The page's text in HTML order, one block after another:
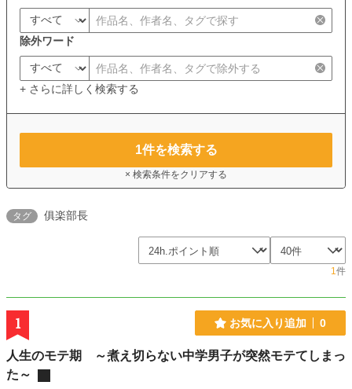
除外ワード
+ さらに詳しく検索する
1件を検索する
× 検索条件をクリアする
タグ 俱楽部長
1件
1 お気に入り追加 0
人生のモテ期 ～煮え切らない中学男子が突然モテてしまっ
た～